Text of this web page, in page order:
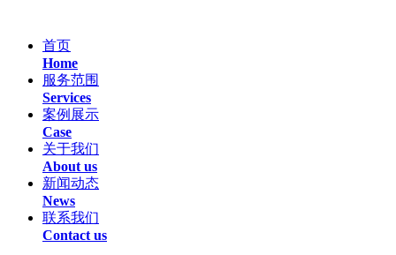
首页
Home
服务范围
Services
案例展示
Case
关于我们
About us
新闻动态
News
联系我们
Contact us